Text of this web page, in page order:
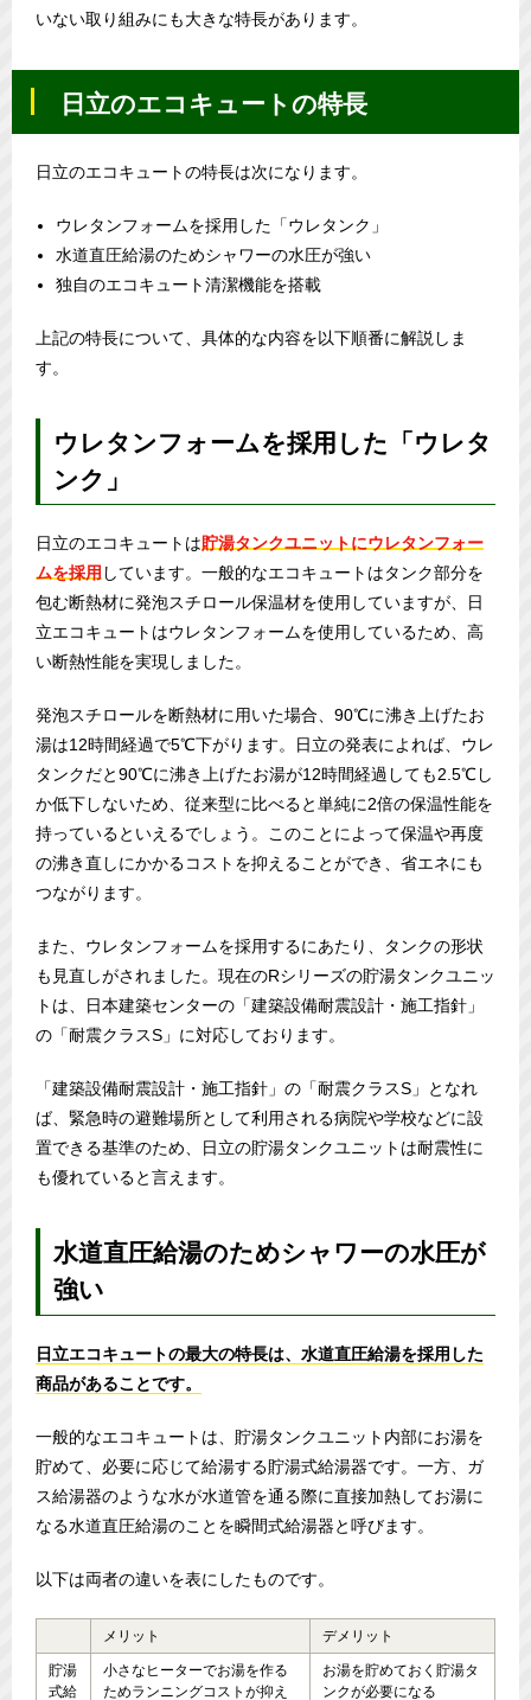
いない取り組みにも大きな特長があります。
日立のエコキュートの特長
日立のエコキュートの特長は次になります。
ウレタンフォームを採用した「ウレタンク」
水道直圧給湯のためシャワーの水圧が強い
独自のエコキュート清潔機能を搭載
上記の特長について、具体的な内容を以下順番に解説しま
す。
ウレタンフォームを採用した「ウレタ
ンク」
日立のエコキュートは貯湯タンクユニットにウレタンフォー
ムを採用 しています。一般的なエコキュートはタンク部分を
包む断熱材に発泡スチロール保温材を使用していますが、日
立エコキュートはウレタンフォームを使用しているため、高
い断熱性能を実現しました。
発泡スチロールを断熱材に用いた場合、90℃に沸き上げたお
湯は12時間経過で5℃下がります。日立の発表によれば、ウレ
タンクだと90℃に沸き上げたお湯が12時間経過しても2.5℃し
か低下しないため、従来型に比べると単純に2倍の保温性能を
持っているといえるでしょう。このことによって保温や再度
の沸き直しにかかるコストを抑えることができ、省エネにも
つながります。
また、ウレタンフォームを採用するにあたり、タンクの形状
も見直しがされました。現在のRシリーズの貯湯タンクユニッ
トは、日本建築センターの「建築設備耐震設計・施工指針」
の「耐震クラスS」に対応しております。
「建築設備耐震設計・施工指針」の「耐震クラスS」となれ
ば、緊急時の避難場所として利用される病院や学校などに設
置できる基準のため、日立の貯湯タンクユニットは耐震性に
も優れていると言えます。
水道直圧給湯のためシャワーの水圧が
強い
日立エコキュートの最大の特長は、水道直圧給湯を採用した
商品があることです。
一般的なエコキュートは、貯湯タンクユニット内部にお湯を
貯めて、必要に応じて給湯する貯湯式給湯器です。一方、ガ
ス給湯器のような水が水道管を通る際に直接加熱してお湯に
なる水道直圧給湯のことを瞬間式給湯器と呼びます。
以下は両者の違いを表にしたものです。
メリット デメリット
貯湯
式給
小さなヒーターでお湯を作る
ためランニングコストが抑え
お湯を貯めておく貯湯タ
ンクが必要になる